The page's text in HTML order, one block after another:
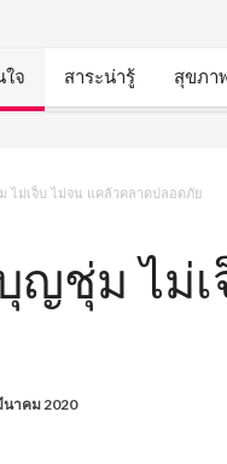
จ สาระน่ารู้ สุขภา
ไม่เจ็บ ไม่จน แคล้วคลาดปลอดภัย
ญชุ่ม ไม่
นาคม 2020